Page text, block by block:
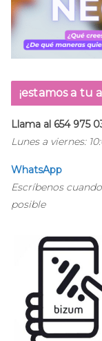
¡estamos a tu
Llama al 654 975
Lunes a viernes:
WhatsApp
Escríbenos
posible